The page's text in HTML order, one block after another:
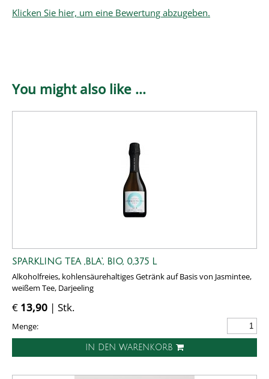
Klicken Sie hier, um eine Bewertung abzugeben.
You might also like ...
SPARKLING TEA ,BLA‘, BIO, 0,375 L
Alkoholfreies, kohlensäurehaltiges Getränk auf Basis von Jasmintee,
weißem Tee, Darjeeling
€ 13,90 | Stk.
Menge:
IN DEN WARENKORB